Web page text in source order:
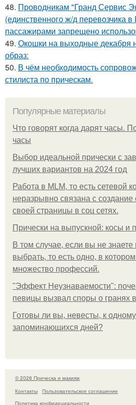
48. Проводникам "Гранд Сервис
(единственного ж/д перевозчика
пассажирами запрещено
49. Окошки на выходные декабря
образ:
50. В чём необходимость
стилиста по прическам.
Популярные материалы
Что говорят когда дарят часы.
часы
Выбор идеальной прически с
лучших вариантов на 2024 год
Работа в MLM, то есть сетевой
неразрывно связана с создание
своей страницы в соц сетях.
Прически на выпускной: косы и
В том случае, если вы не знаете
выбрать, то есть одно, в
множество профессий.
"Эффект Неузнаваемости":
певицы вызвал споры о гранях
Готовы ли вы, невесты, к
запоминающихся дней?
© 2026 Прическа и макияж
Контакты
Пользовательское соглашение
Политика конфидециальности